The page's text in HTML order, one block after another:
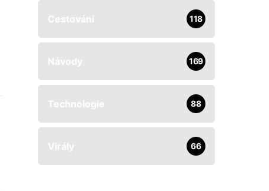
Cestování 118
Návody 169
Technologie 88
Virály 66